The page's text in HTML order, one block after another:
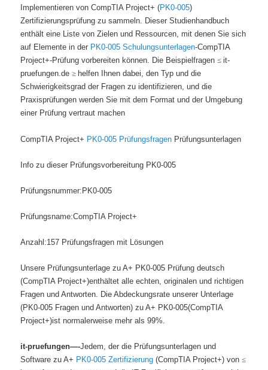
Implementieren von CompTIA Project+ (PK0-005)
Zertifizierungsprüfung zu sammeln. Dieser Studienhandbuch
enthält eine Liste von Zielen und Ressourcen, mit denen Sie sich
auf Elemente in der PK0-005 Schulungsunterlagen-CompTIA
Project+-Prüfung vorbereiten können. Die Beispielfragen≤it-
pruefungen.de≥ helfen Ihnen dabei, den Typ und die
Schwierigkeitsgrad der Fragen zu identifizieren, und die
Praxisprüfungen werden Sie mit dem Format und der Umgebung
einer Prüfung vertraut machen
CompTIA Project+ PK0-005 Prüfungsfragen Prüfungsunterlagen
Info zu dieser Prüfungsvorbereitung PK0-005
Prüfungsnummer:PK0-005
Prüfungsname:CompTIA Project+
Anzahl:157 Prüfungsfragen mit Lösungen
Unsere Prüfungsunterlage zu A+ PK0-005 Prüfung deutsch
(CompTIA Project+)enthältet alle echten, originalen und richtigen
Fragen und Antworten. Die Abdeckungsrate unserer Unterlage
(PK0-005 Fragen und Antworten) zu A+ PK0-005(CompTIA
Project+)ist normalerweise mehr als 99%.
it-pruefungen—-Jedem, der die Prüfungsunterlagen und
Software zu A+ PK0-005 Zertifizierung (CompTIA Project+) von≤